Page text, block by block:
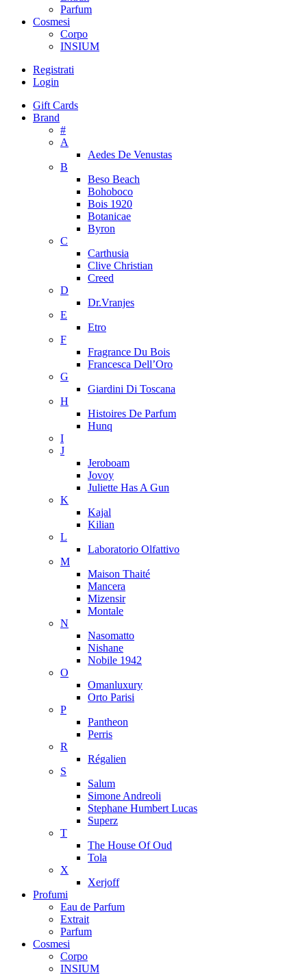
Parfum
Cosmesi
Corpo
INSIUM
Registrati
Login
Gift Cards
Brand
#
A
Aedes De Venustas
B
Beso Beach
Bohoboco
Bois 1920
Botanicae
Byron
C
Carthusia
Clive Christian
Creed
D
Dr.Vranjes
E
Etro
F
Fragrance Du Bois
Francesca Dell’Oro
G
Giardini Di Toscana
H
Histoires De Parfum
Hunq
I
J
Jeroboam
Jovoy
Juliette Has A Gun
K
Kajal
Kilian
L
Laboratorio Olfattivo
M
Maison Thaité
Mancera
Mizensir
Montale
N
Nasomatto
Nishane
Nobile 1942
O
Omanluxury
Orto Parisi
P
Pantheon
Perris
R
Régalien
S
Salum
Simone Andreoli
Stephane Humbert Lucas
Superz
T
The House Of Oud
Tola
X
Xerjoff
Profumi
Eau de Parfum
Extrait
Parfum
Cosmesi
Corpo
INSIUM